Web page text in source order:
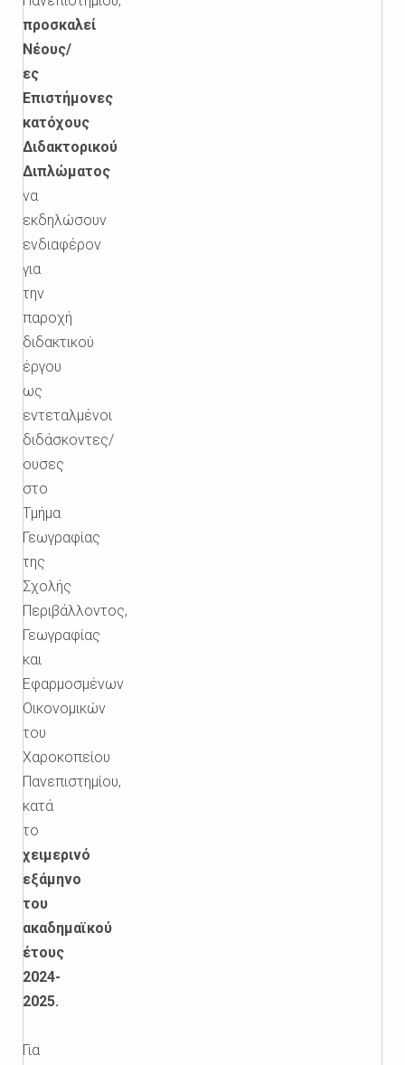
προσκαλεί
Νέους/
ες
Επιστήμονες
κατόχους
Διδακτορικού
Διπλώματος
να
εκδηλώσουν
ενδιαφέρον
για
την
παροχή
διδακτικού
έργου
ως
εντεταλμένοι
διδάσκοντες/
ουσες
στο
Τμήμα
Γεωγραφίας
της
Σχολής
Περιβάλλοντος,
Γεωγραφίας
και
Εφαρμοσμένων
Οικονομικών
του
Χαροκοπείου
Πανεπιστημίου,
κατά
το
χειμερινό
εξάμηνο
του
ακαδημαϊκού
έτους
2024-
2025.
Για